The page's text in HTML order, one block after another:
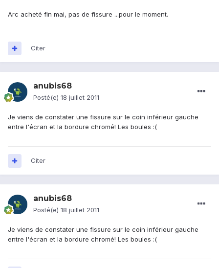
Arc acheté fin mai, pas de fissure ...pour le moment.
Citer
anubis68
Posté(e) 18 juillet 2011
Je viens de constater une fissure sur le coin inférieur gauche
entre l'écran et la bordure chromé! Les boules :(
Citer
anubis68
Posté(e) 18 juillet 2011
Je viens de constater une fissure sur le coin inférieur gauche
entre l'écran et la bordure chromé! Les boules :(